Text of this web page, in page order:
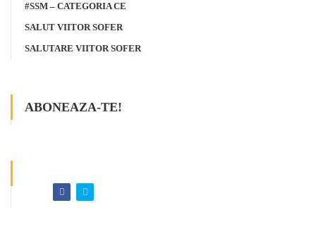
#SSM – CATEGORIA CE
SALUT VIITOR SOFER
SALUTARE VIITOR SOFER
ABONEAZA-TE!